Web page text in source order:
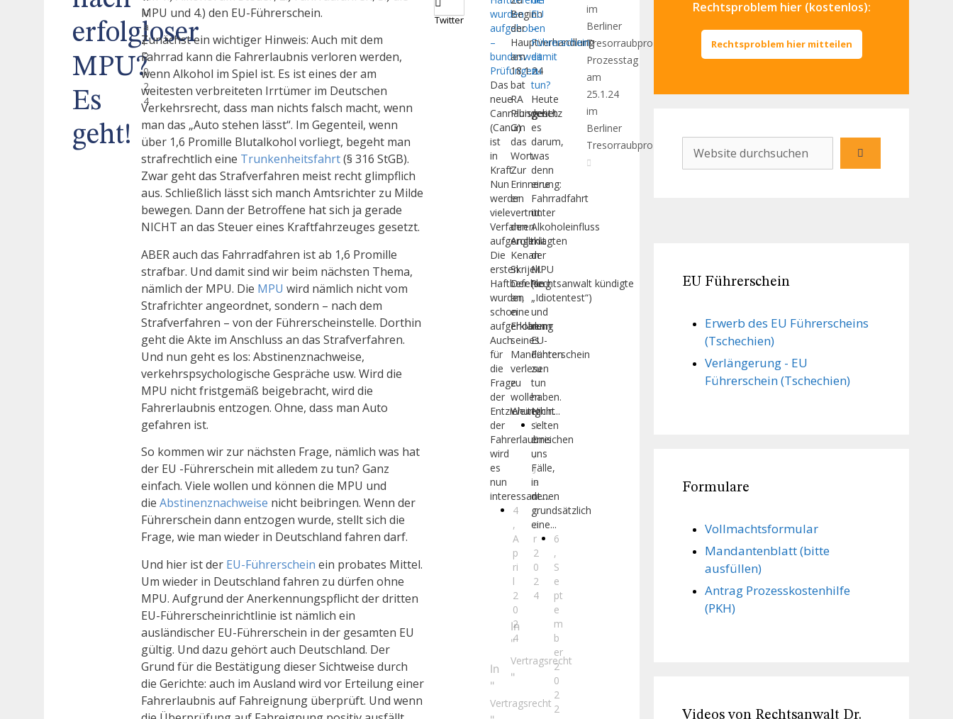
erfolgloser
MPU?
Es
geht!
u
a
r
2
0
2
4
MPU und 4.) den EU-Führerschein.
Zunächst ein wichtiger Hinweis: Auch mit dem
Fahrrad kann die Fahrerlaubnis verloren werden,
wenn Alkohol im Spiel ist. Es ist eines der am
weitesten verbreiteten Irrtümer im Deutschen
Verkehrsrecht, dass man nichts falsch macht, wenn
man das „Auto stehen lässt“. Im Gegenteil, wenn
über 1,6 Promille Blutalkohol vorliegt, begeht man
strafrechtlich eine Trunkenheitsfahrt(§ 316 StGB).
Zwar geht das Strafverfahren meist recht glimpflich
aus. Schließlich lässt sich manch Amtsrichter zu Milde
bewegen. Dann der Betroffene hat sich ja gerade
NICHT an das Steuer eines Kraftfahrzeuges gesetzt.
ABER auch das Fahrradfahren ist ab 1,6 Promille
strafbar. Und damit sind wir beim nächsten Thema,
nämlich der MPU. Die MPU wird nämlich nicht vom
Strafrichter angeordnet, sondern – nach dem
Strafverfahren – von der Führerscheinstelle. Dorthin
geht die Akte im Anschluss an das Strafverfahren.
Und nun geht es los: Abstinenznachweise,
verkehrspsychologische Gespräche usw. Wird die
MPU nicht fristgemäß beigebracht, wird die
Fahrerlaubnis entzogen. Ohne, dass man Auto
gefahren ist.
So kommen wir zur nächsten Frage, nämlich was hat
der EU -Führerschein mit alledem zu tun? Ganz
einfach. Viele wollen und können die MPU und
die Abstinenznachweise nicht beibringen. Wenn der
Führerschein dann entzogen wurde, stellt sich die
Frage, wie man wieder in Deutschland fahren darf.
Und hier ist derEU-Führerschein ein probates Mittel.
Um wieder in Deutschland fahren zu dürfen ohne
MPU. Aufgrund der Anerkennungspflicht der dritten
EU-Führerscheinrichtlinie ist nämlich ein
ausländischer EU-Führerschein in der gesamten EU
gültig. Und dazu gehört auch Deutschland. Der
Grund für die Bestätigung dieser Sichtweise durch
die Gerichte: auch im Ausland wird vor Erteilung einer
Fahrerlaubnis auf Fahreignung überprüft. Und wenn
Twitter
wurden
aufgehoben
–
bundesweit
Prüfungen
Das
neue
Cannabisgesetz
(CanG)
ist
in
Kraft.
Nun
werden
viele
Verfahren
aufgerollt.
Die
ersten
Haftbefehle
wurden
schon
aufgehoben.
Auch
für
die
Frage
der
Entziehung
der
Fahrerlaubnis
wird
es
nun
interessant....
4
,
A
p
ri
l
2
0
2
4
In
"
Vertragsrecht
Beginn
der
Hauptverhandlung
am
18.1.24
bat
RA
Plunderich
um
das
Wort.
Zur
Erinnerung:
er
vertritt
den
Angeklagten
Kenan
Skrijeli.
Der Rechtsanwalt kündigte
an,
eine
Erklärung
seines
Mandanten
verlesen
zu
wollen.
Weiterhin...
1
9
,
J
a
n
u
a
r
2
0
2
4
In
"
Vertragsrecht
"
EU
–
Führerschein
damit
zu
tun?
Heute
geht
es
darum,
was
denn
eine
Fahrradfahrt
unter
Alkoholeinfluss
mit
der
MPU
(sog.
„Idiotentest“)
und
dem
EU-
Führerschein
zu
tun
haben.
Nicht
selten
erreichen
uns
Fälle,
in
denen
grundsätzlich
eine...
6
,
S
e
pt
e
m
b
er
2
0
2
2
im
Berliner
Tresorraubprozess
Prozesstag
am
25.1.24
im
Berliner
Tresorraubprozess
Rechtsproblem hier (kostenlos):
Rechtsproblem hier mitteilen
EU Führerschein
Erwerb des EU Führerscheins
(Tschechien)
Verlängerung - EU
Führerschein (Tschechien)
Formulare
Vollmachts­formular
Mandanten­blatt (bitte
ausfüllen)
Antrag Prozesskostenhilfe
(PKH)
Videos von Rechtsanwalt Dr.